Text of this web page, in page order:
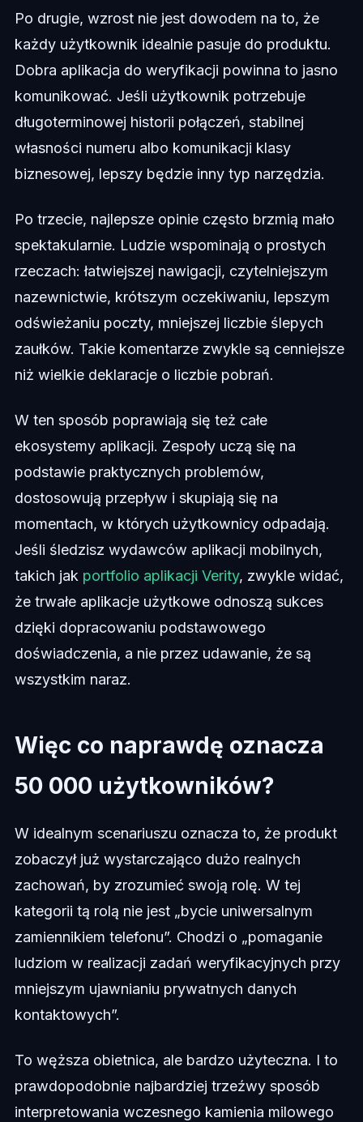
Po drugie, wzrost nie jest dowodem na to, że
każdy użytkownik idealnie pasuje do produktu.
Dobra aplikacja do weryfikacji powinna to jasno
komunikować. Jeśli użytkownik potrzebuje
długoterminowej historii połączeń, stabilnej
własności numeru albo komunikacji klasy
biznesowej, lepszy będzie inny typ narzędzia.
Po trzecie, najlepsze opinie często brzmią mało
spektakularnie. Ludzie wspominają o prostych
rzeczach: łatwiejszej nawigacji, czytelniejszym
nazewnictwie, krótszym oczekiwaniu, lepszym
odświeżaniu poczty, mniejszej liczbie ślepych
zaułków. Takie komentarze zwykle są cenniejsze
niż wielkie deklaracje o liczbie pobrań.
W ten sposób poprawiają się też całe
ekosystemy aplikacji. Zespoły uczą się na
podstawie praktycznych problemów,
dostosowują przepływ i skupiają się na
momentach, w których użytkownicy odpadają.
Jeśli śledzisz wydawców aplikacji mobilnych,
takich jak portfolio aplikacji Verity, zwykle widać,
że trwałe aplikacje użytkowe odnoszą sukces
dzięki dopracowaniu podstawowego
doświadczenia, a nie przez udawanie, że są
wszystkim naraz.
Więc co naprawdę oznacza
50 000 użytkowników?
W idealnym scenariuszu oznacza to, że produkt
zobaczył już wystarczająco dużo realnych
zachowań, by zrozumieć swoją rolę. W tej
kategorii tą rolą nie jest „bycie uniwersalnym
zamiennikiem telefonu”. Chodzi o „pomaganie
ludziom w realizacji zadań weryfikacyjnych przy
mniejszym ujawnianiu prywatnych danych
kontaktowych”.
To węższa obietnica, ale bardzo użyteczna. I to
prawdopodobnie najbardziej trzeźwy sposób
interpretowania wczesnego kamienia milowego